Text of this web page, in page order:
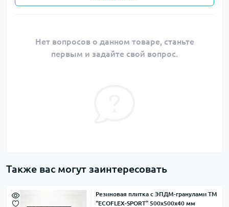
Нет вопросов о данном товаре, станьте
первым и задайте свой вопрос.
Также вас могут заинтересовать
Резиновая плитка с ЭПДМ-гранулами ТМ
“ECOFLEX-SPORT” 500х500х40 мм